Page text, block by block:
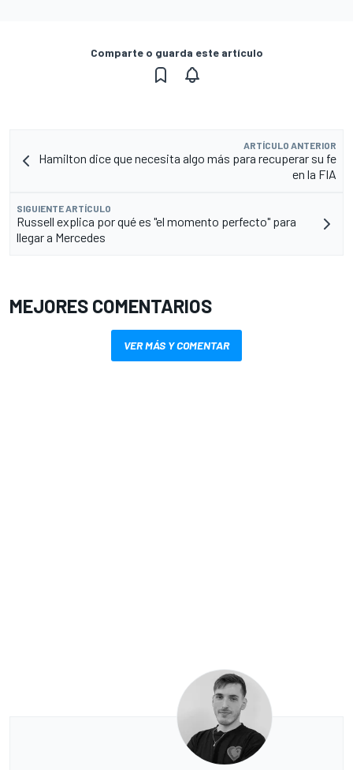
Comparte o guarda este artículo
ARTÍCULO ANTERIOR
Hamilton dice que necesita algo más para recuperar su fe
en la FIA
SIGUIENTE ARTÍCULO
Russell explica por qué es "el momento perfecto" para
llegar a Mercedes
MEJORES COMENTARIOS
VER MÁS Y COMENTAR